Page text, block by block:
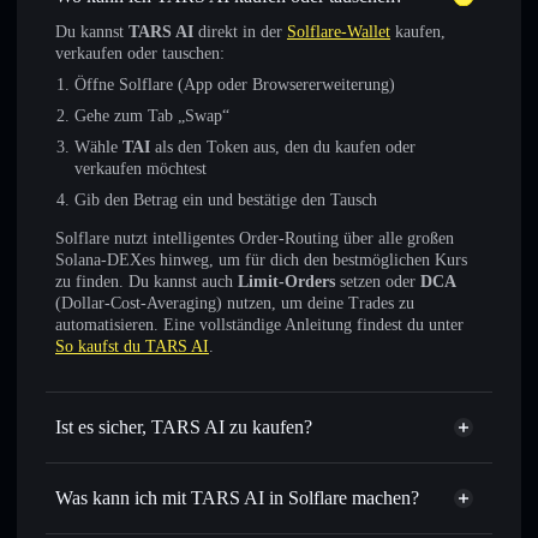
Du kannst TARS AI direkt in der Solflare-Wallet kaufen,
verkaufen oder tauschen:
Öffne Solflare (App oder Browsererweiterung)
Gehe zum Tab „Swap“
Wähle TAI als den Token aus, den du kaufen oder
verkaufen möchtest
Gib den Betrag ein und bestätige den Tausch
Solflare nutzt intelligentes Order-Routing über alle großen
Solana-DEXes hinweg, um für dich den bestmöglichen Kurs
zu finden. Du kannst auch Limit-Orders setzen oder DCA
(Dollar-Cost-Averaging) nutzen, um deine Trades zu
automatisieren. Eine vollständige Anleitung findest du unter
So kaufst du TARS AI.
Ist es sicher, TARS AI zu kaufen?
TARS AI verifizierter Token
Was kann ich mit TARS AI in Solflare machen?
TARS AI
Solflare-Wallet